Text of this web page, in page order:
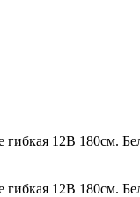
гибкая 12В 180см.
гибкая 12В 180см.